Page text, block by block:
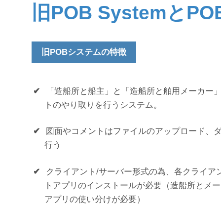
旧POB Systemと
旧POBシステムの特徴
✔
「造船所と船主」と「造船所と舶用メーカー
トのやり取りを行うシステム。
✔
図面やコメントはファイルのアップロード、
行う
✔
クライアント/サーバー形式の為、各クライア
トアプリのインストールが必要（造船所とメ
アプリの使い分けが必要）